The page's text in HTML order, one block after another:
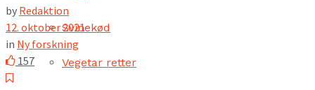
Svinekød
Vegetar retter
by Redaktion
12. oktober 2021
in Ny forskning
157